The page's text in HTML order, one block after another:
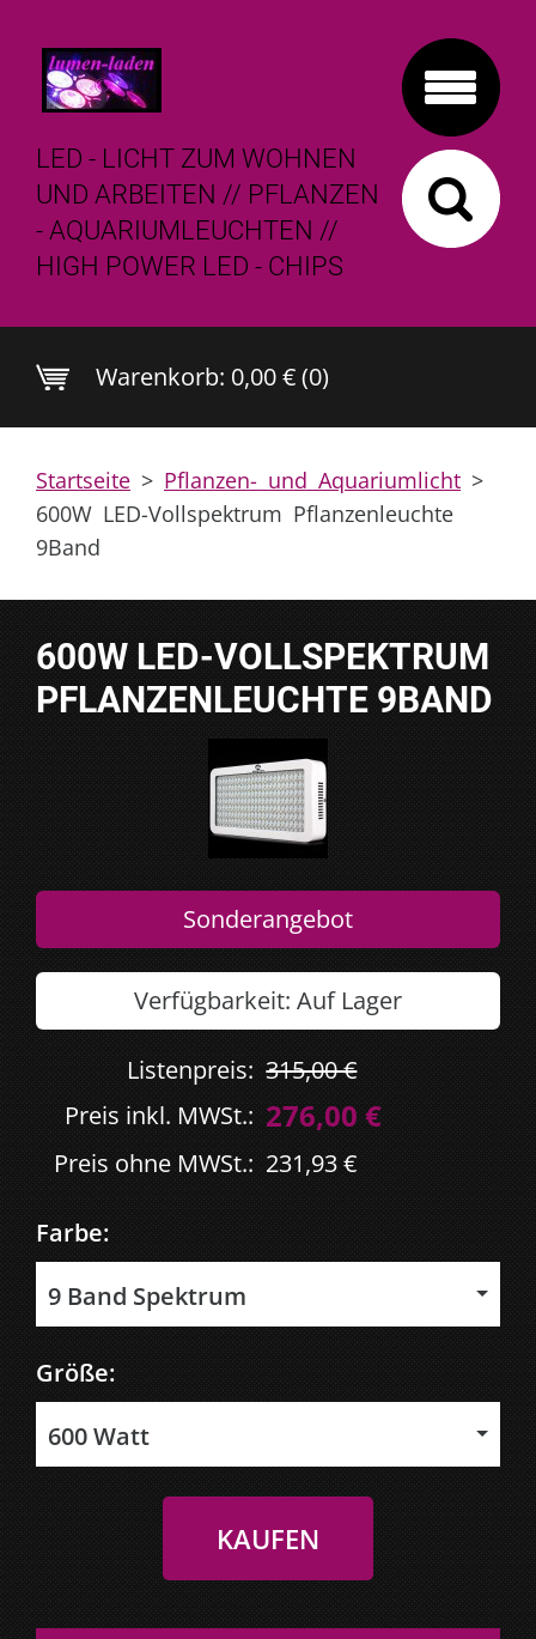
LED - LICHT ZUM WOHNEN
UND ARBEITEN // PFLANZEN
- AQUARIUMLEUCHTEN //
HIGH POWER LED - CHIPS
Warenkorb: 0,00 € (0)
Startseite > Pflanzen- und Aquariumlicht >
600W LED-Vollspektrum Pflanzenleuchte
9Band
600W LED-VOLLSPEKTRUM
PFLANZENLEUCHTE 9BAND
Sonderangebot
Verfügbarkeit: Auf Lager
Listenpreis: 315,00 €
Preis inkl. MWSt.: 276,00 €
Preis ohne MWSt.: 231,93 €
Farbe:
9 Band Spektrum
Größe:
600 Watt